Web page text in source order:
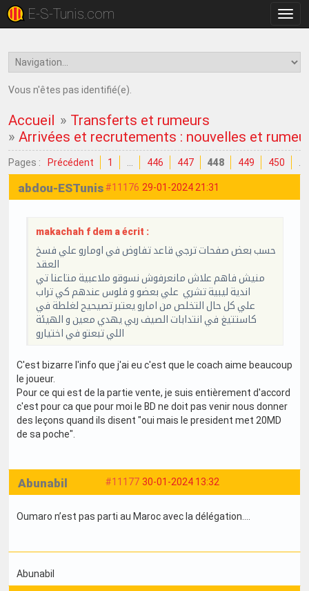
la
E-S-Tunis.com
Vous n'êtes pas identifié(e).
Accueil » Transferts et rumeurs
» Arrivées et recrutements : nouvelles et
Pages : Précédent 1 446 447 448 449 450
#11176 29-01-2024 21:31
abdou-ESTunis
makachah f dem a écrit :
حسب بعض صفحات ترجي قاعد تفاوض في اومارو علي فسخ
العقد
منيش فاهم علاش مانعرفوش نسوقو ملاعبية متاعنا تي
اندية ليبية تشري علي بعضو و فلوس عندهم كي تراب
علي كل حال التخلص من امارو يعتبر تصيحيح لغلطة في
كاستتيغ في انتدابات الصيف ربي يهدي معين و الهيئة
اللي تبعتو في اختيارو
C'est bizarre l'info que j'ai eu c'est que le coach aime beaucoup
le joueur.
Pour ce qui est de la partie vente, je suis entièrement d'accord
c'est pour ca que pour moi le BD ne doit pas venir nous donner
des leçons quand ils disent "oui mais le president met 20MD
de sa poche".
#11177 30-01-2024 13:32
Abunabil
Oumaro n’est pas parti au Maroc avec la délégation….
Abunabil